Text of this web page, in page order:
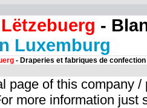
-
Luxemburg
- Draperies et fabriques de
page of this company
more information just